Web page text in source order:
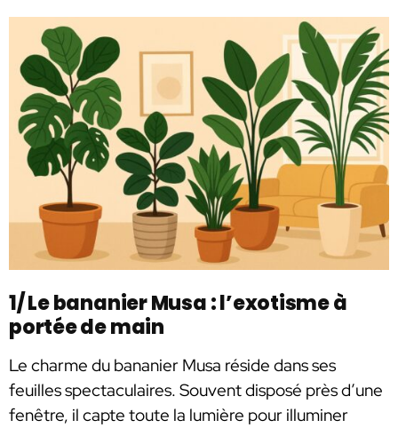
1/ Le bananier Musa : l’exotisme à
portée de main
Le charme du bananier Musa réside dans ses
feuilles spectaculaires. Souvent disposé près d’une
fenêtre, il capte toute la lumière pour illuminer